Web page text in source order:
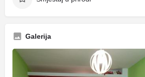
Galerija